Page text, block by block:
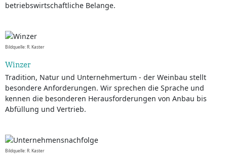
betriebswirtschaftliche Belange.
Bildquelle: R. Kaster
Winzer
Tradition, Natur und Unternehmertum - der Weinbau stellt
besondere Anforderungen. Wir sprechen die Sprache und
kennen die besonderen Herausforderungen von Anbau bis
Abfüllung und Vertrieb.
Bildquelle: R. Kaster